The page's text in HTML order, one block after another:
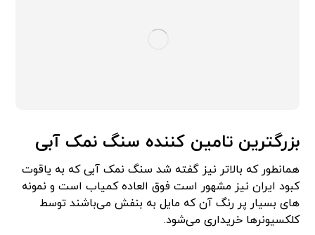
بزرگترین تامین کننده سنگ نمک آبی
همانطور که بالاتر نیز گفته شد سنگ نمک آبی که به یاقوت
کبود ایران نیز مشهور است فوق العاده کمیاب است و نمونه
های بسیار پر رنگ آن که مایل به بنفش می‌باشند توسط
کلکسیونرها خریداری می‌شود.